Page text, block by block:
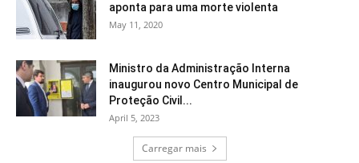
aponta para uma morte violenta
May 11, 2020
Ministro da Administração Interna
inaugurou novo Centro Municipal de
Proteção Civil...
April 5, 2023
Carregar mais